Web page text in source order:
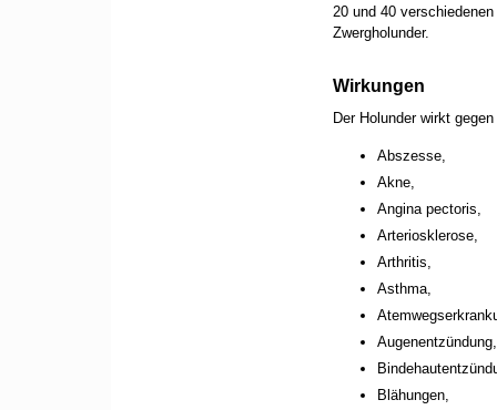
20 und 40
Zwergholunder.
Wirkungen
Der Holunder wirkt gegen
Abszesse,
Akne,
Angina pectoris,
Arteriosklerose,
Arthritis,
Asthma,
Augenentzündung,
Blähungen,